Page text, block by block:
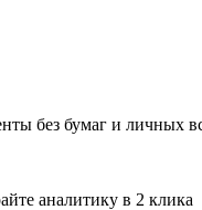
без бумаг и личных
аналитику в 2 клика